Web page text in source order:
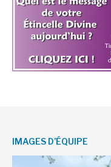
IMAGES D’ÉQUIPE